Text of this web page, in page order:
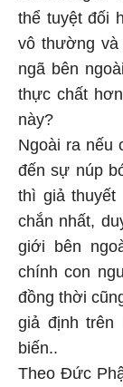
thể tuyệt đối
vô thường
ngã bên
thực chất
này?
Ngoài ra nếu
đến sự núp
thì giả
chắn nhất,
giới bên
chính con
đồng thời
giả định
biến..
Theo Đức